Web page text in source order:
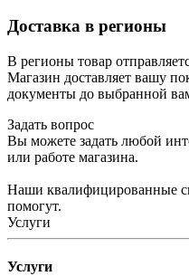
Доставка в регионы
В регионы товар
Магазин доставляет вашу
документы до выбранной
Задать вопрос
Вы можете задать любой
или работе магазина.
Наши квалифицированные
помогут.
Услуги
Услуги